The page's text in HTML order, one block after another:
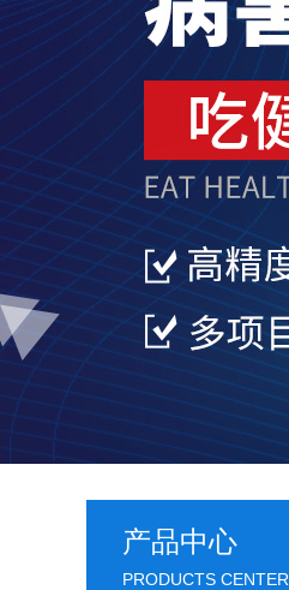
产品中心
PRODUCTS CENTER